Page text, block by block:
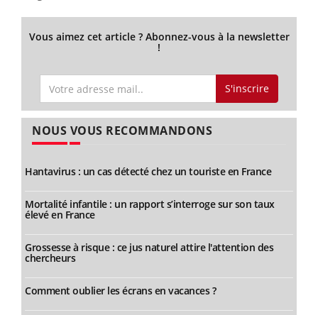
Vous aimez cet article ? Abonnez-vous à la newsletter
!
S'inscrire
NOUS VOUS RECOMMANDONS
Hantavirus : un cas détecté chez un touriste en France
Mortalité infantile : un rapport s’interroge sur son taux
élevé en France
Grossesse à risque : ce jus naturel attire l'attention des
chercheurs
Comment oublier les écrans en vacances ?